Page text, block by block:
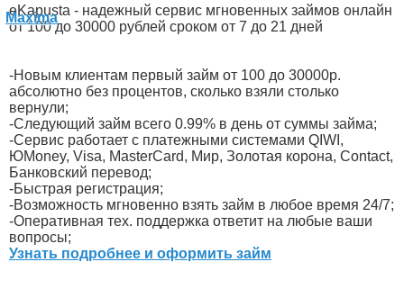
eKapusta - надежный сервис мгновенных займов онлайн
от 100 до 30000 рублей сроком от 7 до 21 дней
-Новым клиентам первый займ от 100 до 30000р.
абсолютно без процентов, сколько взяли столько
вернули;
-Следующий займ всего 0.99% в день от суммы займа;
-Сервис работает с платежными системами QIWI,
ЮMoney, Visa, MasterCard, Мир, Золотая корона, Contact,
Банковский перевод;
-Быстрая регистрация;
-Возможность мгновенно взять займ в любое время 24/7;
-Оперативная тех. поддержка ответит на любые ваши
вопросы;
Узнать подробнее и оформить займ